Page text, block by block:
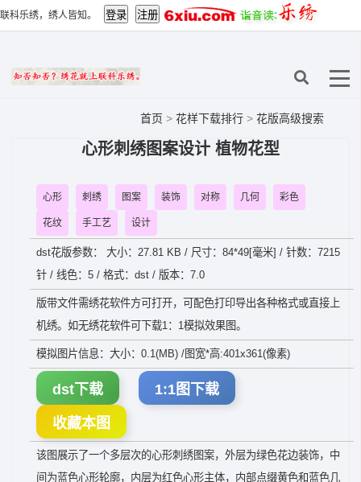
联科乐绣，绣人皆知。
首页 > 花样下载排行 > 花版高级搜索
心形刺绣图案设计 植物花型
心形 刺绣 图案 装饰 对称 几何 彩色
花纹 手工艺 设计
dst花版参数： 大小：27.81 KB / 尺寸：84*49[毫米] / 针数：7215
针 / 线色：5 / 格式：dst / 版本：7.0
版带文件需绣花软件方可打开，可配色打印导出各种格式或直接上
机绣。如无绣花软件可下载1：1模拟效果图。
模拟图片信息：大小：0.1(MB) /图宽*高:401x361(像素)
dst下载 1:1图下载
收藏本图
该图展示了一个多层次的心形刺绣图案，外层为绿色花边装饰，中
间为蓝色心形轮廓，内层为红色心形主体，内部点缀黄色和蓝色几